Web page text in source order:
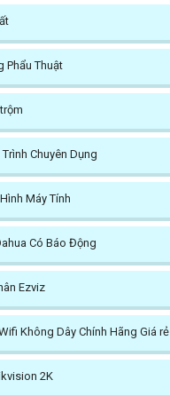
Phẩu Thuật
Chuyên Dụng
Máy Tính
Có Báo Động
Ezviz
Không Dây Chính Hãng Giá rẻ
2K